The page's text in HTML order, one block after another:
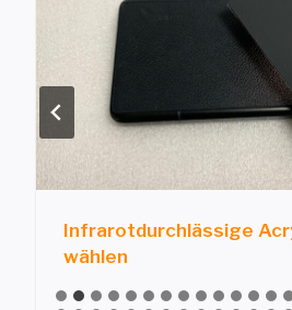
Infrarotdurchlässige
wählen